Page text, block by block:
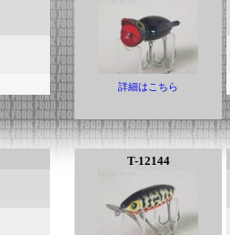
詳細はこちら
T-12144